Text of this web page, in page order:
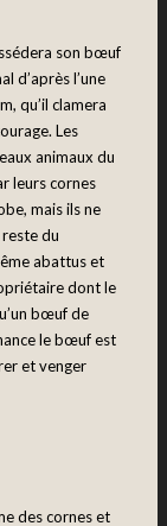
son bœuf
d’après l’une
qu’il clamera
Les
animaux du
leurs cornes
mais ils ne
du
abattus et
dont le
bœuf de
le bœuf est
et venger
des cornes et